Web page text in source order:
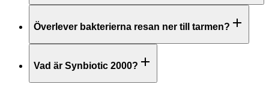
Överlever bakterierna resan ner till tarmen?
Vad är Synbiotic 2000?